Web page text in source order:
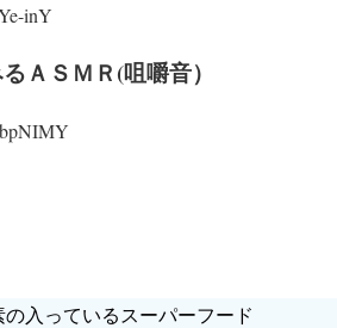
inY
ＡＳＭＲ(咀嚼音）
入っているスーパーフード